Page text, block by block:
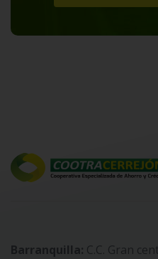
Barranquilla: C.C. Gran